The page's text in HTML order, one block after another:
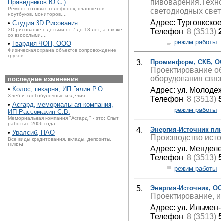
Праведников Ю.С.)
Ремонт сотовых телефонов, планшетов,
ноутбуков, мониторов,...
• Студия 3D Рисования
3D рисование с детьми от 7 до 13 лет, а так же
со взрослыми,...
• Гвардия ЧОП, ООО
Физическая охрана объектов сопровождение
грузов.
последние изменения
• Колос, пекарня, ИП Галин Р.О.
Хлеб и хлебобулочные изделия.
• Асгард, мемориальная компания,
ИП Рассомахин С.В.
Мемориальная компания "Асгард " - это: Опыт
работы с 2006 года....
• Уралсиб, ПАО
Все виды кредитования, вклады, депозиты,
ПИФЫ.
светодиодных
Адрес:
Телефон: 8 (3513)
режим работы
3. Проминформ, СКБ,
Проектирование
оборудования
Адрес: ул.
Телефон: 8 (3513)
режим работы
4. Энергия-Источник
Производство
Адрес: ул.
Телефон: 8 (3513)
режим работы
5. Энергия-Источник,
Проектирование,
Адрес: ул. Ильмен-
Телефон: 8 (3513)